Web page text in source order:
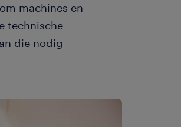
machines en
technische
die nodig